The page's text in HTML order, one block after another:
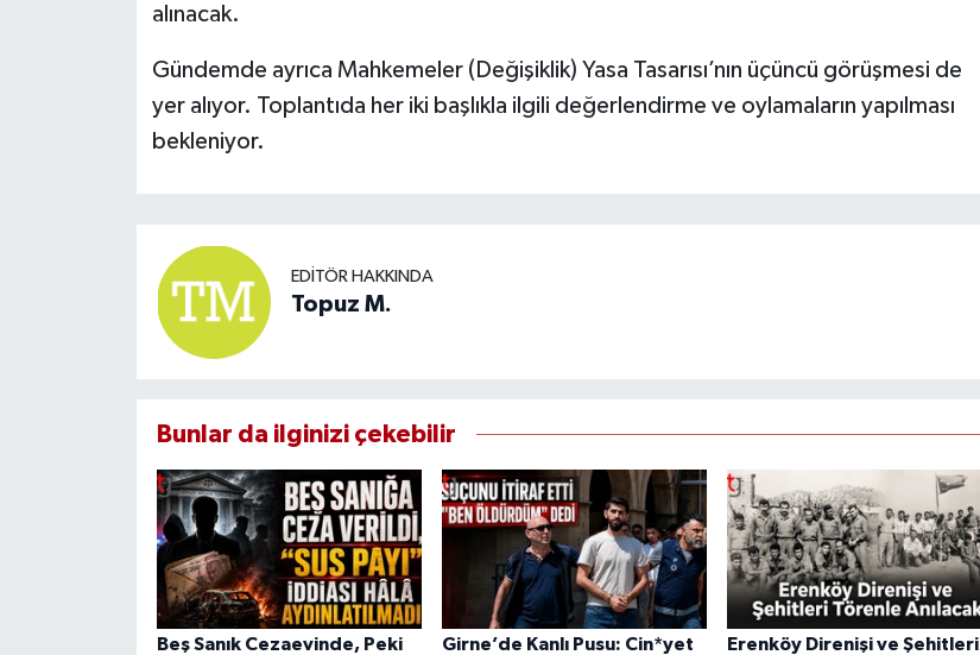
alınacak.
Gündemde ayrıca Mahkemeler (Değişiklik) Yasa Tasarısı’nın üçüncü görüşmesi de
yer alıyor. Toplantıda her iki başlıkla ilgili değerlendirme ve oylamaların yapılması
bekleniyor.
EDITÖR HAKKINDA
Topuz M.
Bunlar da ilginizi çekebilir
Beş Sanık Cezaevinde, Peki
Girne’de Kanlı Pusu: Cin*yet
Erenköy Direnişi ve Şehitleri